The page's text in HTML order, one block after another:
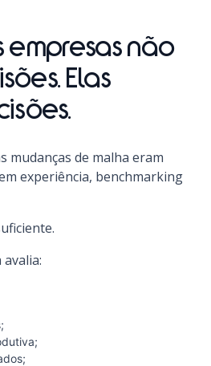
empresas não
Elas
mudanças de malha eram
experiência, benchmarking